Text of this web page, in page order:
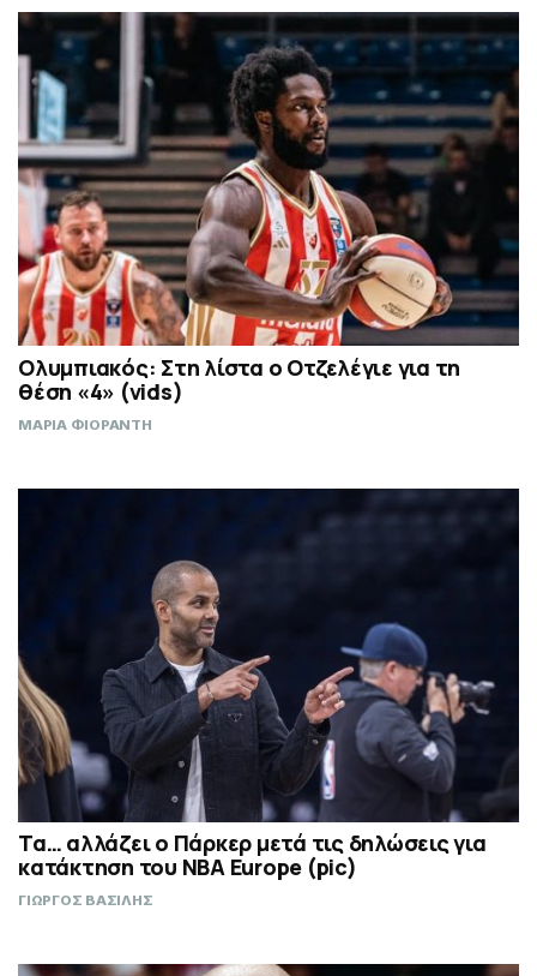
Ολυμπιακός: Στη λίστα ο Οτζελέγιε για τη
θέση «4» (vids)
ΜΑΡΙΑ ΦΙΟΡΑΝΤΗ
Τα… αλλάζει ο Πάρκερ μετά τις δηλώσεις για
κατάκτηση του ΝΒΑ Europe (pic)
ΓΙΩΡΓΟΣ ΒΑΣΙΛΗΣ